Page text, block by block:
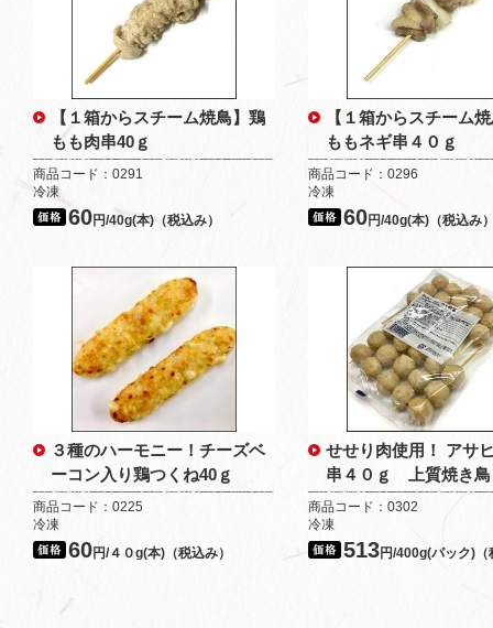
【１箱からスチーム焼鳥】鶏
もも肉串40ｇ
商品コード：0291
冷凍
60円/40g(本)（税込み）
【１箱からスチーム
ももネギ串４０ｇ
商品コード：0296
冷凍
60円/40g(本)（税込み
３種のハーモニー！チーズベ
ーコン入り鶏つくね40ｇ
商品コード：0225
冷凍
60円/４０g(本)（税込み）
せせり肉使用！ アサ
串４０ｇ 上質焼き鳥
商品コード：0302
冷凍
513円/400g(パック)（